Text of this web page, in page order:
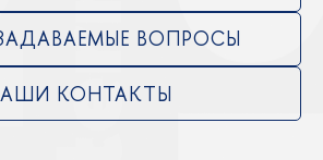
ВОПРОСЫ
КОНТАКТЫ